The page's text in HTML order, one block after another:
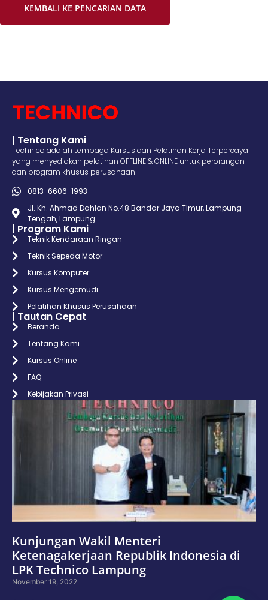
KEMBALI KE PENCARIAN DATA
| Tentang Kami
Technico adalah Lembaga Kursus dan Pelatihan Kerja Terpercaya
yang menyediakan pelatihan OFFLINE & ONLINE untuk perorangan
dan program khusus perusahaan
0813-6606-1993
Jl. Kh. Ahmad Dahlan No.48 Bandar Jaya TImur, Lampung
Tengah, Lampung
| Program Kami
Teknik Kendaraan Ringan
Teknik Sepeda Motor
Kursus Komputer
Kursus Mengemudi
Pelatihan Khusus Perusahaan
| Tautan Cepat
Beranda
Tentang Kami
Kursus Online
FAQ
Kebijakan Privasi
Kunjungan Wakil Menteri
Ketenagakerjaan Republik Indonesia di
LPK Technico Lampung
November 19, 2022